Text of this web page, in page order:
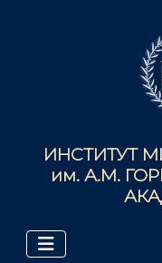
ИНСТИТУТ
им. А.М.